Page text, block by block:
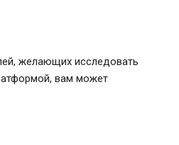
желающих исследовать
вам может